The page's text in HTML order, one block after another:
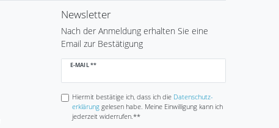
Newsletter
Nach der Anmeldung erhalten Sie eine
Email zur Bestätigung
E-MAIL **
Newsletter
Hiermit bestätige ich, dass ich die Daten­schutz­
erklärunggelesen habe. Meine Einwilligung kann ich
jederzeit widerrufen.**